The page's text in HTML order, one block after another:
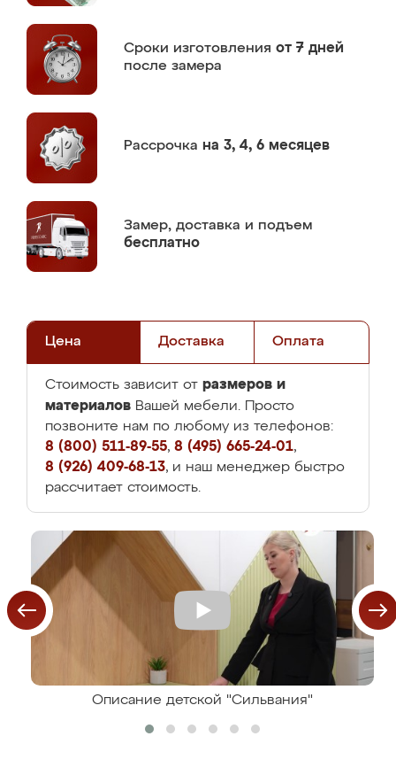
Сроки изготовления от 7 дней
после замера
Рассрочка на 3, 4, 6 месяцев
Замер, доставка и подъем
бесплатно
Цена Доставка Оплата
Стоимость зависит от размеров и
материалов Вашей мебели. Просто
позвоните нам по любому из телефонов:
8 (800) 511-89-55, 8 (495) 665-24-01,
8 (926) 409-68-13, и наш менеджер быстро
рассчитает стоимость.
Описание детской "Сильвания"